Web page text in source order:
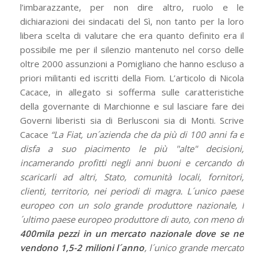
l’imbarazzante, per non dire altro, ruolo e le
dichiarazioni dei sindacati del Sì, non tanto per la loro
libera scelta di valutare che era quanto definito era il
possibile me per il silenzio mantenuto nel corso delle
oltre 2000 assunzioni a Pomigliano che hanno escluso a
priori militanti ed iscritti della Fiom. L’articolo di Nicola
Cacace, in allegato si sofferma sulle caratteristiche
della governante di Marchionne e sul lasciare fare dei
Governi liberisti sia di Berlusconi sia di Monti. Scrive
Cacace “La Fiat, un´azienda che da più di 100 anni fa e
disfa a suo piacimento le più "alte" decisioni,
incamerando profitti negli anni buoni e cercando di
scaricarli ad altri, Stato, comunità locali, fornitori,
clienti, territorio, nei periodi di magra. L´unico paese
europeo con un solo grande produttore nazionale, l
´ultimo paese europeo produttore di auto, con meno di
400mila pezzi in un mercato nazionale dove se ne
vendono 1,5-2 milioni l´anno, l´unico grande mercato